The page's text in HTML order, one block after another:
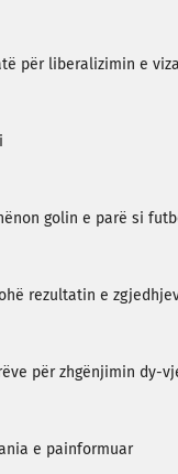
për liberalizimin e
golin e parë si
rezultatin e
për zhgënjimin dy-
e painformuar